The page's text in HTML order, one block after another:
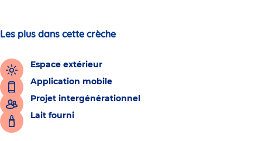
Les plus dans cette crèche
Espace extérieur
Application mobile
Projet intergénérationnel
Lait fourni